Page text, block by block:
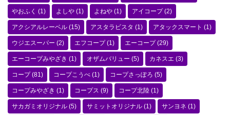
やおふく (1) よしや (1) よねや (1) アイコープ(2)
アクシアルレーベル (15) アスタラビスタ (1) アタックスマート (1)
ウジエスーパー (2) エフコープ(1) エーコープ(29)
エーコープみやざき (1) オザムバリュー (5) カネスエ (3)
コープ(81) コープこうべ (1) コープさっぽろ (5)
コープみやざき (1) コープス (9) コープ北陸 (1)
サカガミオリジナル (5) サミットオリジナル (1) サンヨネ (1)